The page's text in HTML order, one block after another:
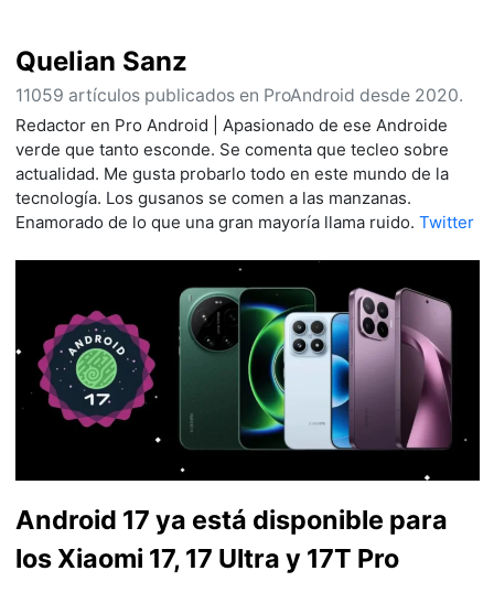
Quelian Sanz
11059 artículos publicados en ProAndroid desde 2020.
Redactor en Pro Android | Apasionado de ese Androide
verde que tanto esconde. Se comenta que tecleo sobre
actualidad. Me gusta probarlo todo en este mundo de la
tecnología. Los gusanos se comen a las manzanas.
Enamorado de lo que una gran mayoría llama ruido. Twitter
Android 17 ya está disponible para
los Xiaomi 17, 17 Ultra y 17T Pro